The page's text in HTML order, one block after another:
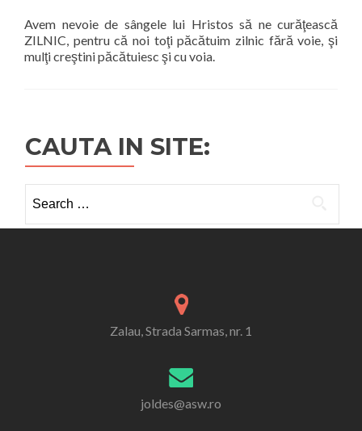
Avem nevoie de sângele lui Hristos să ne curăţească
ZILNIC, pentru că noi toţi păcătuim zilnic fără voie, şi
mulţi creştini păcătuiesc şi cu voia.
CAUTA IN SITE:
for:
Zalau, Strada Sarmas, nr. 1
joldes@asw.ro